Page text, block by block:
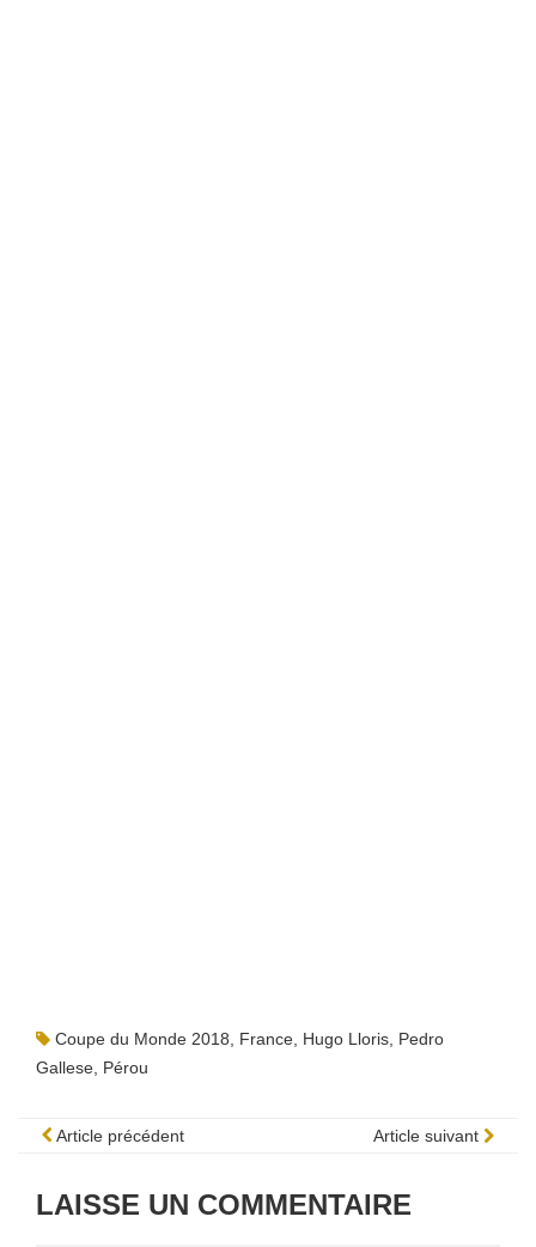
Coupe du Monde 2018 France Hugo Lloris Pedro
Gallese Pérou
Article précédent Article suivant
LAISSE UN COMMENTAIRE